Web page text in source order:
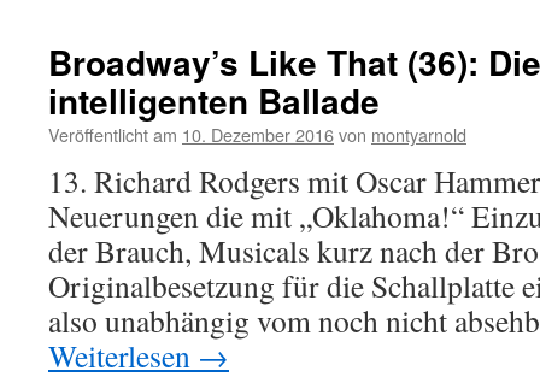
Broadway’s Like That (36):
intelligenten Ballade
Veröffentlicht am 10. Dezember 2016von montyarnold
13. Richard Rodgers mit Oscar
Neuerungen die mit „Oklahoma!“
der Brauch, Musicals kurz nach der
Originalbesetzung für die Schallplatte
also unabhängig vom noch nicht
Weiterlesen →